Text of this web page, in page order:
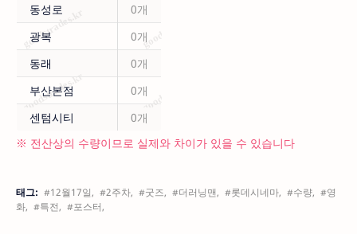
동성로
0개
광복
0개
동래
0개
부산본점
0개
센텀시티
0개
※ 전산상의 수량이므로 실제와 차이가 있을 수 있습니다
태그: #12월17일, #2주차, #굿즈, #더러닝맨, #롯데시네마, #수량, #영
화, #특전, #포스터,